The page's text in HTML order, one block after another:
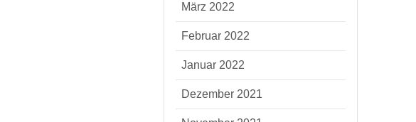
März 2022
Februar 2022
Januar 2022
Dezember 2021